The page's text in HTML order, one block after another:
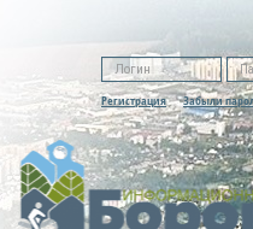
Регистрация Забыли